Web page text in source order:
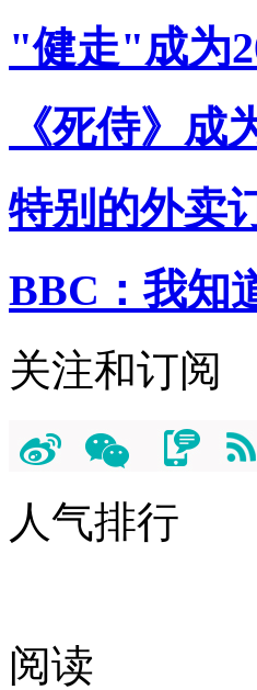
"健走"成为
《死侍》成
特别的外卖
BBC：我知
关注和订阅
人气排行
阅读